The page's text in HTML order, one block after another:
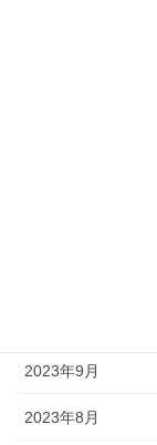
2023年9月
2023年8月